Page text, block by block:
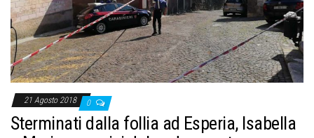
21 Agosto 2018 0
Sterminati dalla follia ad Esperia, Isabella